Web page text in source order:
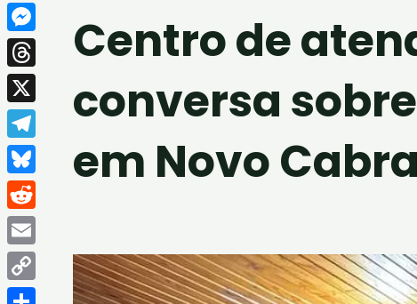
Centro de
conversa
em Novo
Facebook
Messenger
Threads
X
Telegram
Bluesky
Reddit
Email
Copy